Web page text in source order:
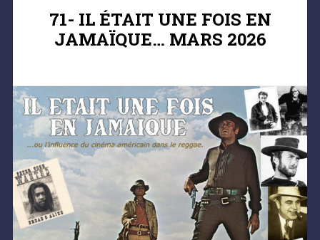
71- IL ÉTAIT UNE FOIS EN
JAMAÏQUE… MARS 2026